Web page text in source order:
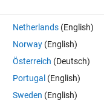
Netherlands(English)
Norway(English)
Österreich (Deutsch)
Portugal (English)
Sweden (English)